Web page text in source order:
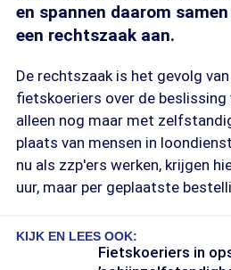
en spannen daarom
een rechtszaak aan.
De rechtszaak is het gevolg
fietskoeriers over de beslissing
alleen nog maar met
plaats van mensen in
nu als zzp'ers werken, krijgen
uur, maar per geplaatste
KIJK EN LEES OOK:
Fietskoeriers in